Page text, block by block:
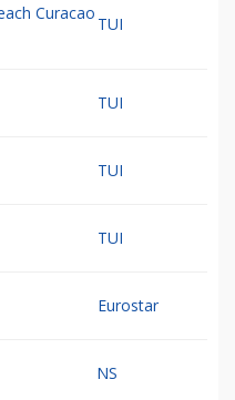
Curacao
TUI
TUI
TUI
TUI
Eurostar
NS